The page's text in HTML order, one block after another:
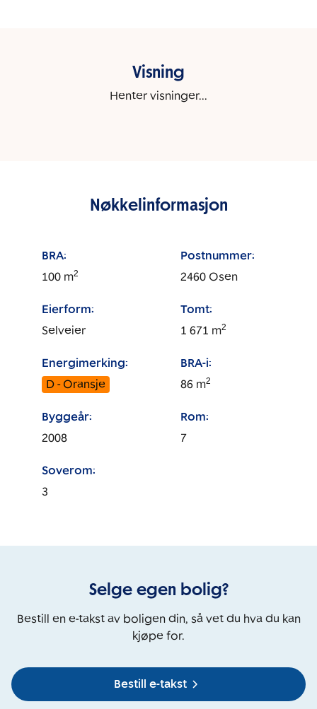
Visning
Henter visninger...
Nøkkelinformasjon
BRA:
100 m2
Postnummer:
2460 Osen
Eierform:
Selveier
Tomt:
1 671 m2
Energimerking:
D - Oransje
BRA-i:
86 m2
Byggeår:
2008
Rom:
7
Soverom:
3
Selge egen bolig?
Bestill en e-takst av boligen din, så vet du hva du kan
kjøpe for.
Bestill e-takst